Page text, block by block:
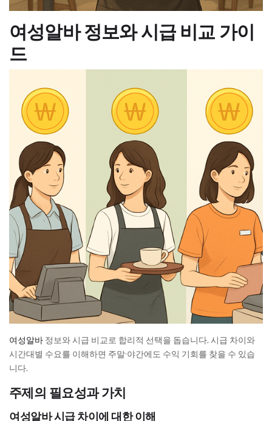
여성알바 정보와 시급 비교 가이
드
여성알바 정보와 시급 비교로 합리적 선택을 돕습니다. 시급 차이와
시간대별 수요를 이해하면 주말·야간에도 수익 기회를 찾을 수 있습
니다.
주제의 필요성과 가치
여성알바 시급 차이에 대한 이해